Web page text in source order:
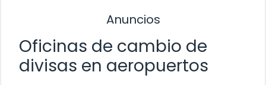
Anuncios
Oficinas de cambio de
divisas en aeropuertos